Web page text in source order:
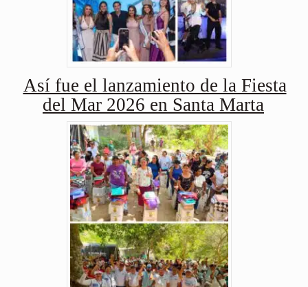
Así fue el lanzamiento de la Fiesta
del Mar 2026 en Santa Marta